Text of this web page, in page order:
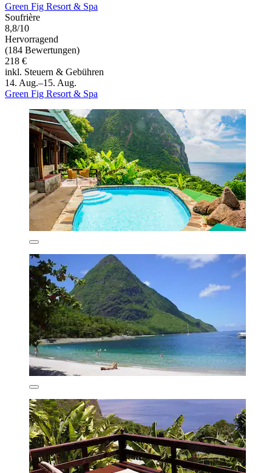
Green Fig Resort & Spa
Soufrière
8,8/10
Hervorragend
(184 Bewertungen)
218 €
inkl. Steuern & Gebühren
14. Aug.–15. Aug.
Green Fig Resort & Spa